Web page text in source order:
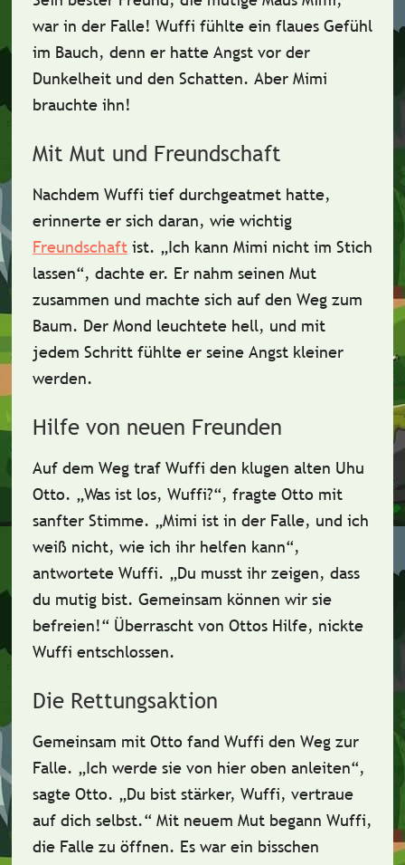
war in der Falle! Wuffi fühlte ein flaues Gefühl
im Bauch, denn er hatte Angst vor der
Dunkelheit und den Schatten. Aber Mimi
brauchte ihn!
Mit Mut und Freundschaft
Nachdem Wuffi tief durchgeatmet hatte,
erinnerte er sich daran, wie wichtig
Freundschaftist. „Ich kann Mimi nicht im Stich
lassen“, dachte er. Er nahm seinen Mut
zusammen und machte sich auf den Weg zum
Baum. Der Mond leuchtete hell, und mit
jedem Schritt fühlte er seine Angst kleiner
werden.
Hilfe von neuen Freunden
Auf dem Weg traf Wuffi den klugen alten Uhu
Otto. „Was ist los, Wuffi?“, fragte Otto mit
sanfter Stimme. „Mimi ist in der Falle, und ich
weiß nicht, wie ich ihr helfen kann“,
antwortete Wuffi. „Du musst ihr zeigen, dass
du mutig bist. Gemeinsam können wir sie
befreien!“ Überrascht von Ottos Hilfe, nickte
Wuffi entschlossen.
Die Rettungsaktion
Gemeinsam mit Otto fand Wuffi den Weg zur
Falle. „Ich werde sie von hier oben anleiten“,
sagte Otto. „Du bist stärker, Wuffi, vertraue
auf dich selbst.“ Mit neuem Mut begann Wuffi,
die Falle zu öffnen. Es war ein bisschen